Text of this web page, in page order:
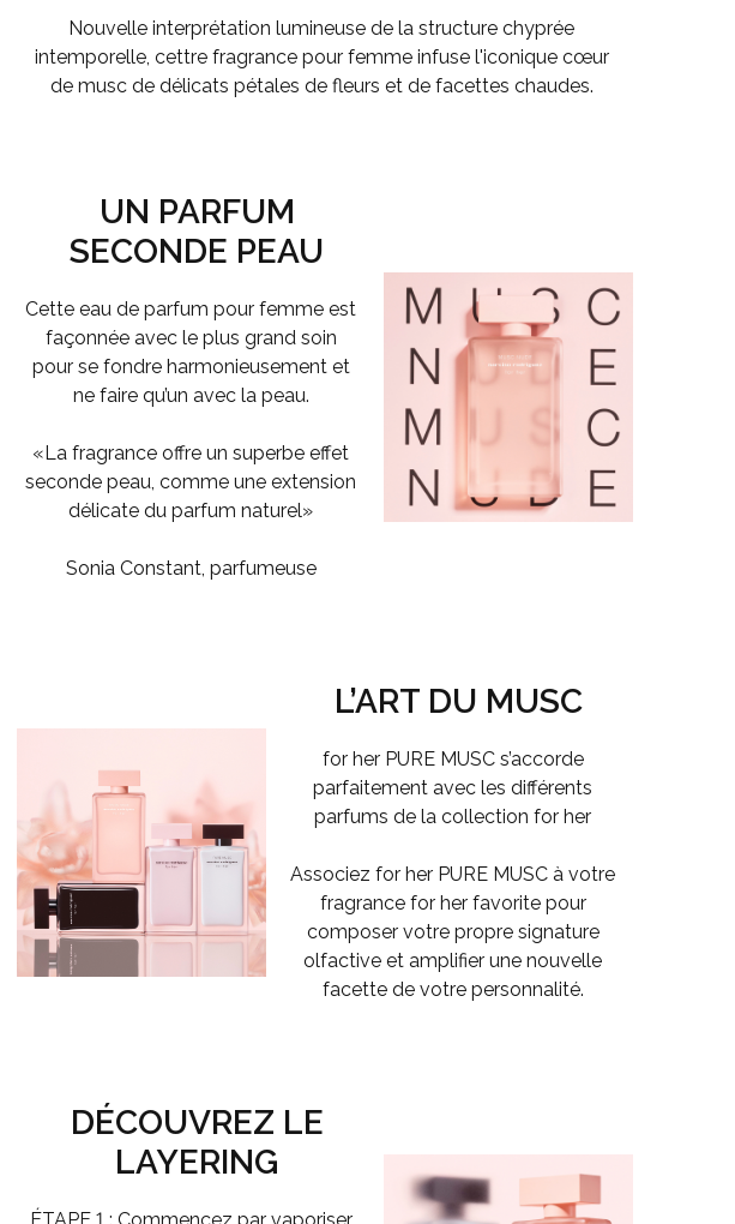
Nouvelle interprétation lumineuse de la structure chyprée
intemporelle, cettre fragrance pour femme infuse l'iconique cœur
de musc de délicats pétales de fleurs et de facettes chaudes.
UN PARFUM
SECONDE PEAU
Cette eau de parfum pour femme est
façonnée avec le plus grand soin
pour se fondre harmonieusement et
ne faire qu’un avec la peau.
«La fragrance offre un superbe effet
seconde peau, comme une extension
délicate du parfum naturel»
Sonia Constant, parfumeuse
L’ART DU MUSC
for her PURE MUSCs’accorde
parfaitement avec les différents
parfums de la collection for her
Associezfor her PURE MUSC à votre
fragrance for her favorite pour
composer votre propre signature
olfactive et amplifier une nouvelle
facette de votre personnalité.
DÉCOUVREZ LE
LAYERING